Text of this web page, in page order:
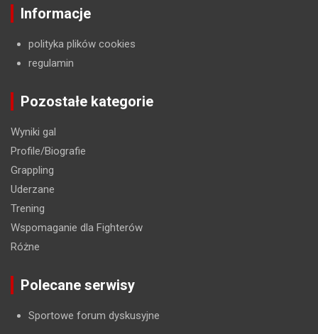
Informacje
polityka plików cookies
regulamin
Pozostałe kategorie
Wyniki gal
Profile/Biografie
Grappling
Uderzane
Trening
Wspomaganie dla Fighterów
Różne
Polecane serwisy
Sportowe forum dyskusyjne